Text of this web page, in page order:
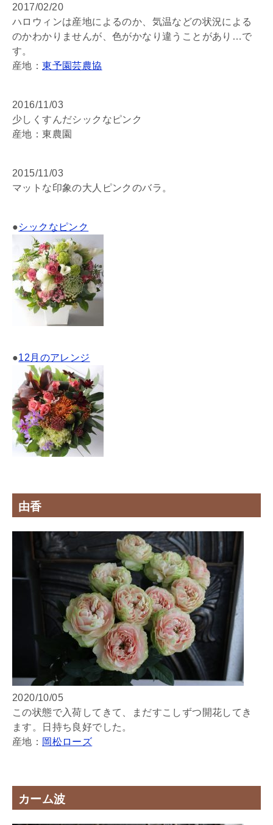
2017/02/20
ハロウィンは産地によるのか、気温などの状況による
のかわかりませんが、色がかなり違うことがあり…で
す。
産地：東予園芸農協
2016/11/03
少しくすんだシックなピンク
産地：東農園
2015/11/03
マットな印象の大人ピンクのバラ。
●シックなピンク
●12月のアレンジ
由香
2020/10/05
この状態で入荷してきて、まだすこしずつ開花してき
ます。日持ち良好でした。
産地： 岡松ローズ
カーム波